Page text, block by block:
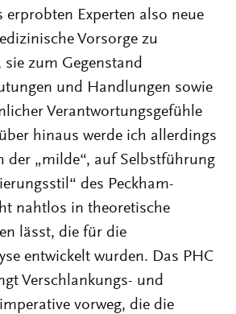
erprobten Experten also neue
Vorsorge zu
sie zum Gegenstand
und Handlungen sowie
Verantwortungsgefühle
hinaus werde ich allerdings
der „milde“, auf Selbstführung
des Peckham-
nahtlos in theoretische
lässt, die für die
entwickelt wurden. Das PHC
Verschlankungs- und
vorweg, die die